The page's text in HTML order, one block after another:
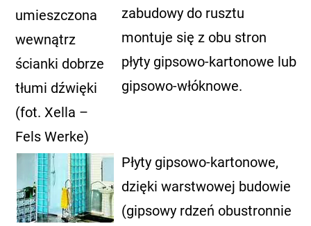
umieszczona
wewnątrz
ścianki dobrze
tłumi dźwięki
(fot. Xella –
Fels Werke)
zabudowy do rusztu
montuje się z obu stron
płyty gipsowo-kartonowe lub
gipsowo-włóknowe.
Płyty gipsowo-kartonowe,
dzięki warstwowej budowie
(gipsowy rdzeń obustronnie